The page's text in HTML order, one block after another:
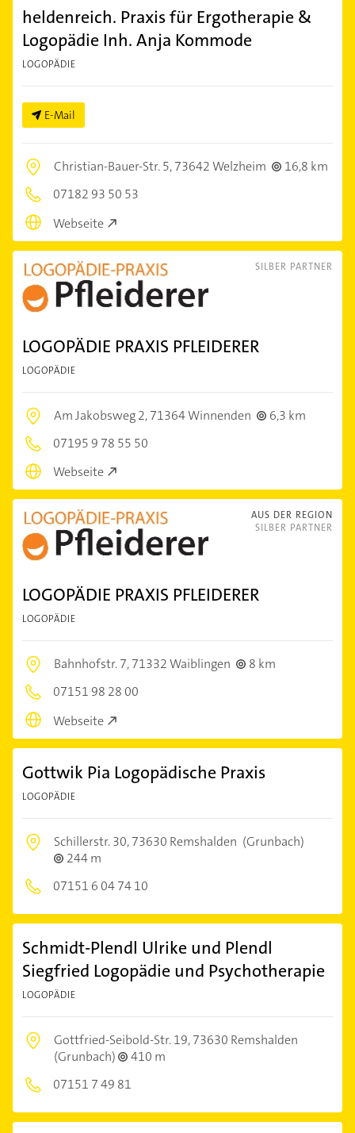
heldenreich. Praxis für Ergotherapie &
Logopädie Inh. Anja Kommode
LOGOPÄDIE
E-Mail
Christian-Bauer-Str. 5,73642 Welzheim
16,8 km
07182 93 50 53
Webseite
SILBER PARTNER
LOGOPÄDIE PRAXIS PFLEIDERER
LOGOPÄDIE
Am Jakobsweg 2,71364 Winnenden
6,3 km
07195 9 78 55 50
Webseite
AUS DER REGION
SILBER PARTNER
LOGOPÄDIE PRAXIS PFLEIDERER
LOGOPÄDIE
Bahnhofstr. 7,71332 Waiblingen
8 km
07151 98 28 00
Webseite
Gottwik Pia Logopädische Praxis
LOGOPÄDIE
Schillerstr. 30,73630 Remshalden (Grunbach)
244 m
07151 6 04 74 10
Schmidt-Plendl Ulrike und Plendl
Siegfried Logopädie und Psychotherapie
LOGOPÄDIE
Gottfried-Seibold-Str. 19,73630 Remshalden
(Grunbach)
410 m
07151 7 49 81